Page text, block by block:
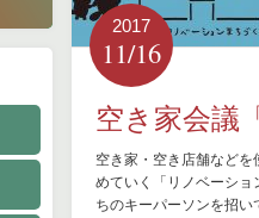
2017
11/16
空き家会議
空き家・空き店舗など
めていく「リノベーショ
ちのキーパーソンを招い